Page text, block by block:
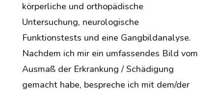
körperliche und orthopädische
Untersuchung, neurologische
Funktionstests und eine Gangbildanalyse.
Nachdem ich mir ein umfassendes Bild vom
Ausmaß der Erkrankung / Schädigung
gemacht habe, bespreche ich mit dem/der